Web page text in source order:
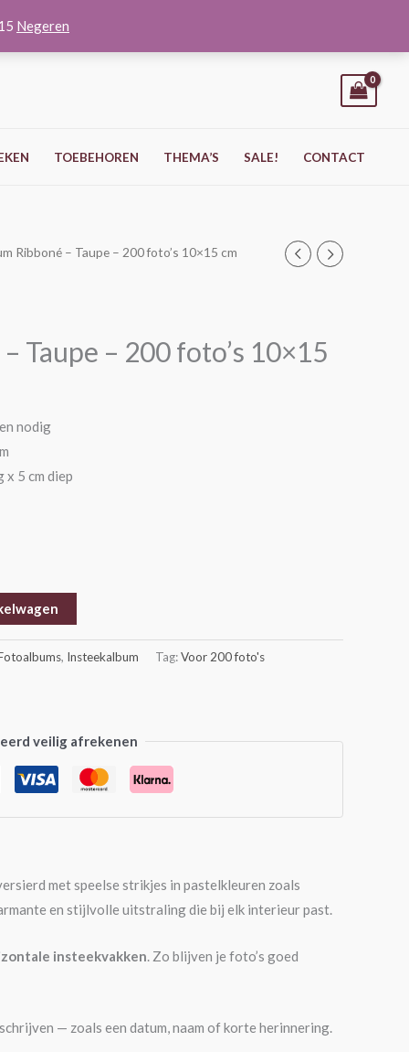
Negeren
TOEBEHOREN THEMA’S SALE! CONTACT
Ribboné – Taupe – 200 foto’s 10×15 cm
Taupe – 200 foto’s 10×15
nodig
x 5 cm diep
, Insteekalbum Tag:Voor 200 foto's
veilig afrekenen
met speelse strikjes in pastelkleuren zoals
en stijlvolle uitstraling die bij elk interieur past.
insteekvakken . Zo blijven je foto’s goed
— zoals een datum, naam of korte herinnering.